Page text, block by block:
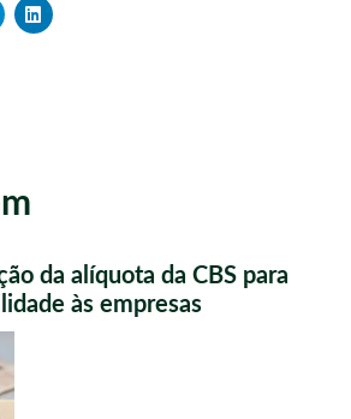
da alíquota da CBS para
às empresas